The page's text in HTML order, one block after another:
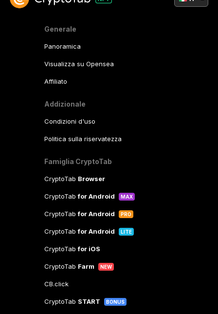
Generale
Panoramica
Visualizza su Opensea
Affiliato
Addizionale
Condizioni d'uso
Politica sulla riservatezza
Famiglia CryptoTab
CryptoTab Browser
CryptoTabfor Android MAX
CryptoTabfor Android PRO
CryptoTabfor Android LITE
CryptoTabfor iOS
CryptoTab Farm NEW
CB.click
CryptoTab START BONUS